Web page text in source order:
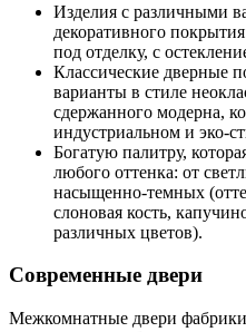
Изделия с различными
декоративного
под отделку, с
Классические дверные
варианты в стиле
сдержанного модерна,
индустриальном и эко-
Богатую палитру,
любого оттенка: от
насыщенно-темных
слоновая кость,
различных цветов).
Современные двери
Межкомнатные двери